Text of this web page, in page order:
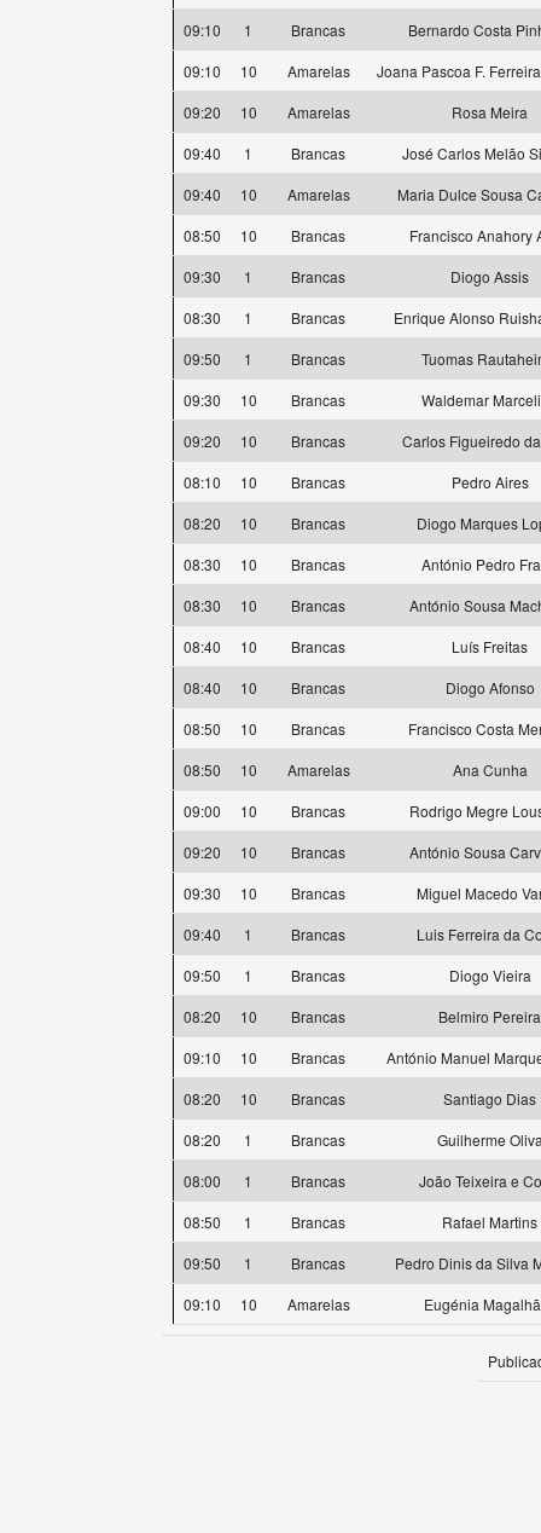
09:10
1 Brancas
Bernardo Costa
09:10
10 Amarelas
Joana Pascoa F.
09:20
10 Amarelas
Rosa Meira
09:40
1 Brancas
José Carlos Melão
09:40
10 Amarelas
Maria Dulce Sousa
08:50
10 Brancas
Francisco Anahory
09:30
1 Brancas
Diogo Assis
08:30
1 Brancas
Enrique Alonso
09:50
1 Brancas
Tuomas
09:30
10 Brancas
Waldemar
09:20
10 Brancas
Carlos Figueiredo
08:10
10 Brancas
Pedro Aires
08:20
10 Brancas
Diogo Marques
08:30
10 Brancas
António Pedro
08:30
10 Brancas
António Sousa
08:40
10 Brancas
Luís Freitas
08:40
10 Brancas
Diogo Afonso
08:50
10 Brancas
Francisco Costa
08:50
10 Amarelas
Ana Cunha
09:00
10 Brancas
Rodrigo Megre
09:20
10 Brancas
António Sousa
09:30
10 Brancas
Miguel Macedo
09:40
1 Brancas
Luis Ferreira da
09:50
1 Brancas
Diogo Vieira
08:20
10 Brancas
Belmiro Pereira
09:10
10 Brancas
António Manuel
08:20
10 Brancas
Santiago Dias
08:20
1 Brancas
Guilherme
08:00
1 Brancas
João Teixeira e
08:50
1 Brancas
Rafael Martins
09:50
1 Brancas
Pedro Dinis da Silva
09:10
10 Amarelas Eugénia